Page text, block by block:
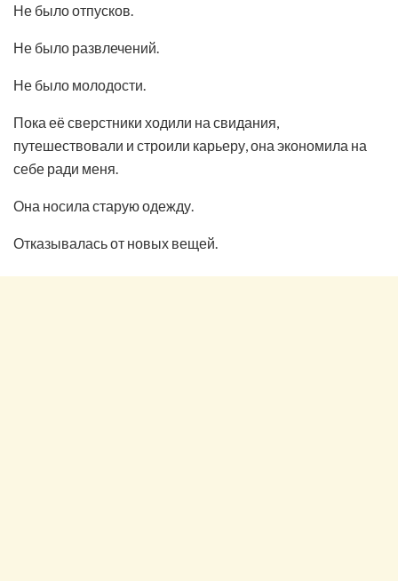
Не было отпусков.
Не было развлечений.
Не было молодости.
Пока её сверстники ходили на свидания,
путешествовали и строили карьеру, она экономила на
себе ради меня.
Она носила старую одежду.
Отказывалась от новых вещей.